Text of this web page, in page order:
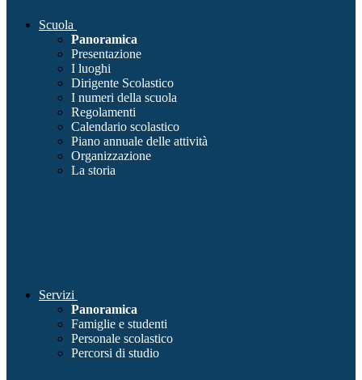
Scuola
Panoramica
Presentazione
I luoghi
Dirigente Scolastico
I numeri della scuola
Regolamenti
Calendario scolastico
Piano annuale delle attività
Organizzazione
La storia
Servizi
Panoramica
Famiglie e studenti
Personale scolastico
Percorsi di studio